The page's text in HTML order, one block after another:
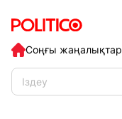
Соңғы жаңалықтар